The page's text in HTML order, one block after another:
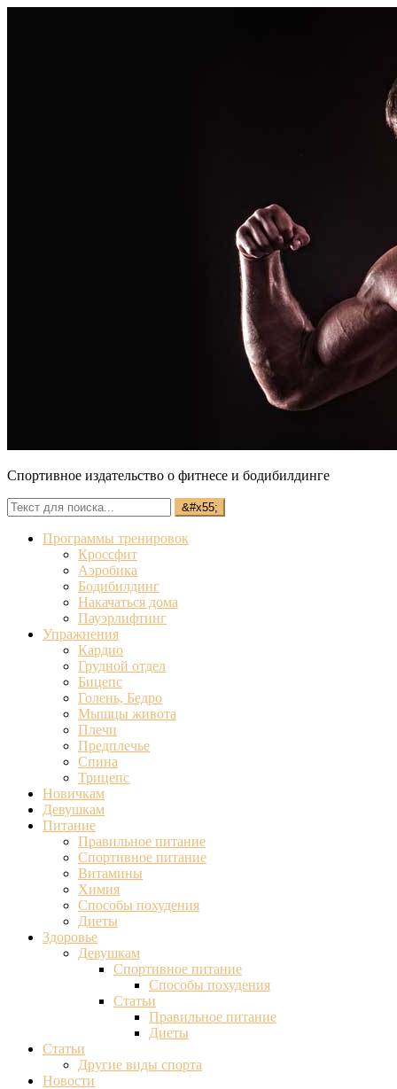
Спортивное издательство о фитнесе и бодибилдинге
Программы тренировок
Кроссфит
Аэробика
Бодибилдинг
Накачаться дома
Пауэрлифтинг
Упражнения
Кардио
Грудной отдел
Бицепс
Голень, Бедро
Мышцы живота
Плечи
Предплечье
Спина
Трицепс
Новичкам
Девушкам
Питание
Правильное питание
Спортивное питание
Витамины
Химия
Способы похудения
Диеты
Здоровье
Девушкам
Спортивное питание
Способы похудения
Статьи
Правильное питание
Диеты
Статьи
Другие виды спорта
Новости